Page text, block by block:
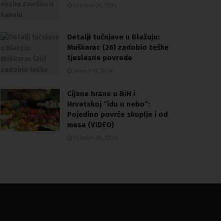
Detalji tučnjave u Blažuju:
Muškarac (26) zadobio teške
tjeslesne povrede
Cijene hrane u BiH i
Hrvatskoj “idu u nebo”:
Pojedino povrće skuplje i od
mesa (VIDEO)